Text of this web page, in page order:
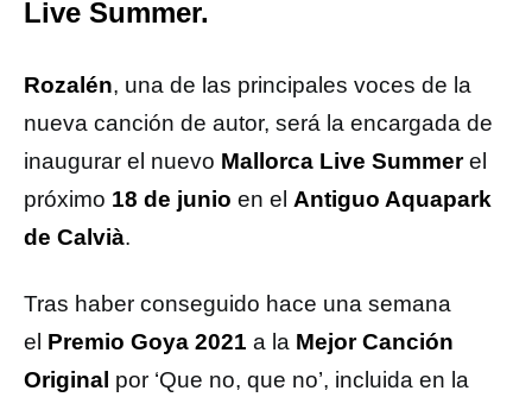
Live Summer.
Rozalén, una de las principales voces de la
nueva canción de autor, será la encargada de
inaugurar el nuevo Mallorca Live Summerel
próximo 18 de junio en el Antiguo Aquapark
de Calvià.
Tras haber conseguido hace una semana
el Premio Goya 2021 a la Mejor Canción
Original por ‘Que no, que no’, incluida en la